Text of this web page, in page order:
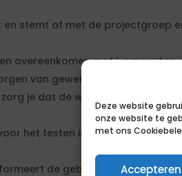
Deze website
onze website te
met ons
Accepteren
en stemt af met de projectgroep
overeenkomen met I-
van gewenste aanpassingen
je dat de workflow zo
het testen in de testomgeving
de gebruikersorganisatie,